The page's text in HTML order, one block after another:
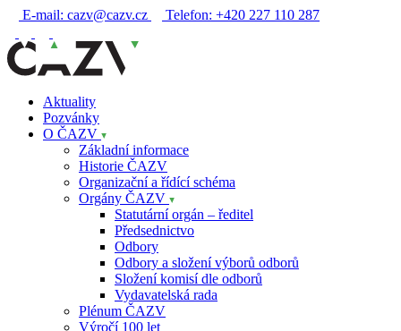
E-mail: cazv@cazv.cz Telefon: +420 227 110 287
Aktuality
Pozvánky
O ČAZV
Základní informace
Historie ČAZV
Organizační a řídící schéma
Orgány ČAZV
Statutární orgán – ředitel
Předsednictvo
Odbory
Odbory a složení výborů odborů
Složení komisí dle odborů
Vydavatelská rada
Plénum ČAZV
Výročí 100 let